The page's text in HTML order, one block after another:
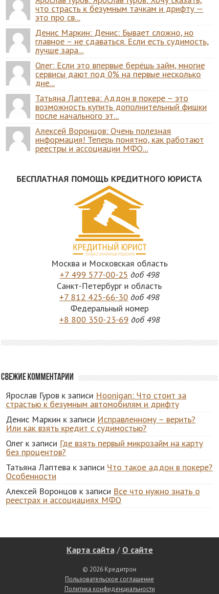
что страсть к безумным тачкам и дрифту —
это про св...
Денис Маркин: Денис: Бывает сложно, но
главное – не сдаваться. Если есть судимость,
лучше зара...
Олег: Если это впервые берёшь займ, многие
сервисы дают под 0% на первые несколько
дне...
Татьяна Лаптева: Аддон в покере – это
возможность купить дополнительный фишки
после начального эт...
Алексей Воронцов: Очень полезная
информация! Теперь понятно, как работают
реестры и ассоциации МФО...
БЕСПЛАТНАЯ ПОМОЩЬ КРЕДИТНОГО ЮРИСТА
Москва и Московская область
+7 499 577-00-25 доб 498
Санкт-Петербург и область
+7 812 425-66-30 доб 498
Федеральный номер
+8 800 350-23-69 доб 498
Свежие комментарии
Ярослав Гуров к записи Hoonigan: Что стоит за
страстью к безумным автомобилям и дрифту
Денис Маркин к записи Исправленному – верить?
Или как взять кредит с судимостью?
Олегк записи Где взять первый микрозайм на карту
без процентов?
Татьяна Лаптева к записи Что такое аддон в покере?
Особенности
Алексей Воронцов к записи Все что нужно знать о
реестрах и ассоциациях МФО
Карта сайта/ О сайте
© 2026 Кредитрон
Пользовательское соглашение
Политика конфиденциальности